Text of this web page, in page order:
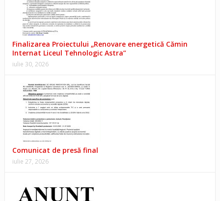
Finalizarea Proiectului „Renovare energetică Cămin
Internat Liceul Tehnologic Astra”
iulie 30, 2026
Comunicat de presă final
iulie 27, 2026